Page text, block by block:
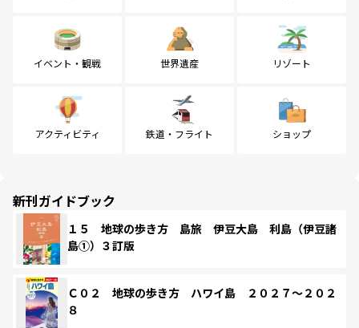
イベント・観戦 世界遺産 リゾート
アクティビティ 鉄道・フライト ショップ
新刊ガイドブック
１５ 地球の歩き方 島旅 伊豆大島 利島（伊豆諸
島①）３訂版
Ｃ０２ 地球の歩き方 ハワイ島 ２０２７～２０２
８